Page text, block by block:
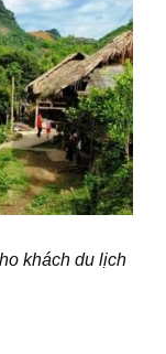
khách du lịch